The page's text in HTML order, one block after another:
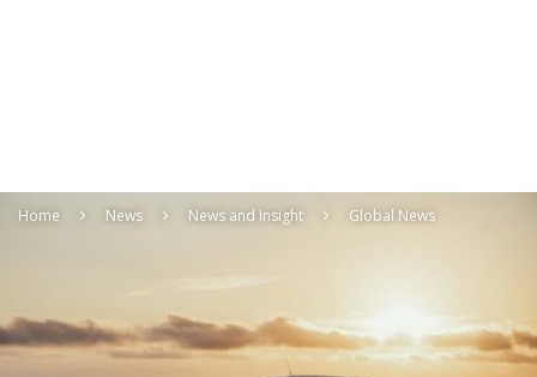
Home News News and Insight Global News